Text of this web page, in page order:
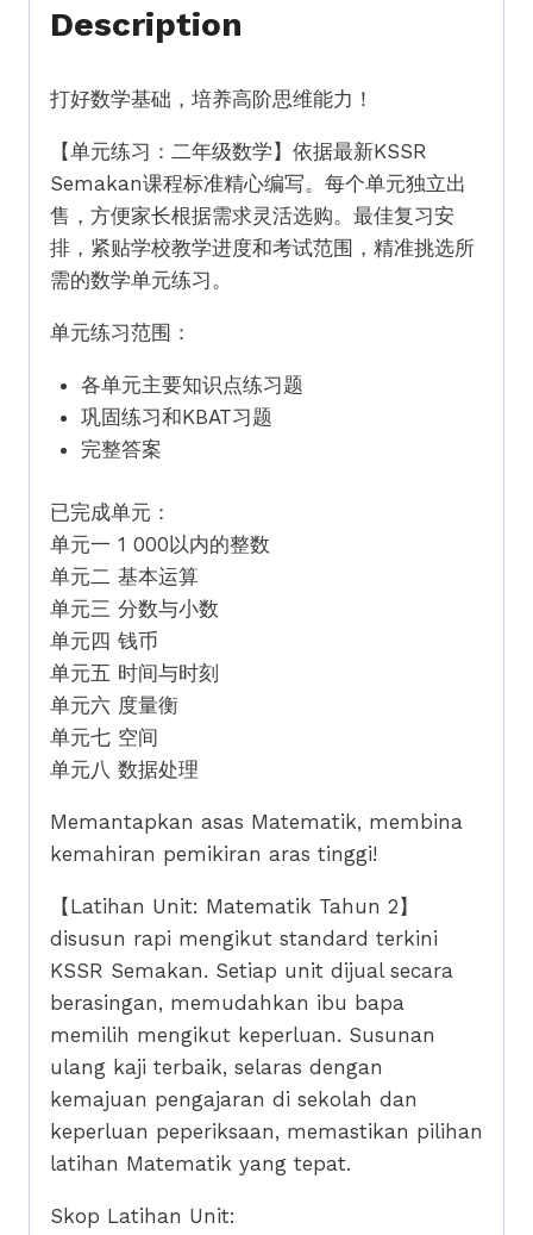
quantity
Description
打好数学基础，培养高阶思维能力！
【单元练习：二年级数学】依据最新KSSR
Semakan课程标准精心编写。每个单元独立出
售，方便家长根据需求灵活选购。最佳复习安
排，紧贴学校教学进度和考试范围，精准挑选所
需的数学单元练习。
单元练习范围：
各单元主要知识点练习题
巩固练习和KBAT习题
完整答案
已完成单元：
单元一 1 000以内的整数
单元二 基本运算
单元三 分数与小数
单元四 钱币
单元五 时间与时刻
单元六 度量衡
单元七 空间
单元八 数据处理
Memantapkan asas Matematik, membina
kemahiran pemikiran aras tinggi!
【Latihan Unit: Matematik Tahun 2】
disusun rapi mengikut standard terkini
KSSR Semakan. Setiap unit dijual secara
berasingan, memudahkan ibu bapa
memilih mengikut keperluan. Susunan
ulang kaji terbaik, selaras dengan
kemajuan pengajaran di sekolah dan
keperluan peperiksaan, memastikan pilihan
latihan Matematik yang tepat.
Skop Latihan Unit: